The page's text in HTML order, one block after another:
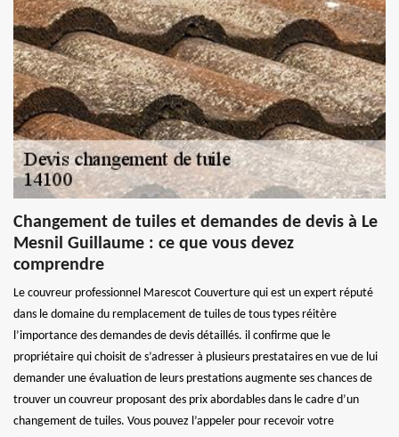
Changement de tuiles et demandes de devis à Le
Mesnil Guillaume : ce que vous devez
comprendre
Le couvreur professionnel Marescot Couverture qui est un expert réputé
dans le domaine du remplacement de tuiles de tous types réitère
l’importance des demandes de devis détaillés. il confirme que le
propriétaire qui choisit de s’adresser à plusieurs prestataires en vue de lui
demander une évaluation de leurs prestations augmente ses chances de
trouver un couvreur proposant des prix abordables dans le cadre d’un
changement de tuiles. Vous pouvez l’appeler pour recevoir votre